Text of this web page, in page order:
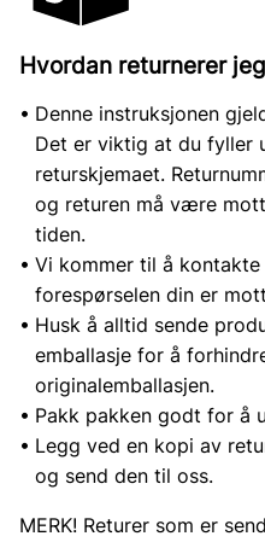
Hvordan returnerer
Denne instruksjonen
Det er viktig at du fyller
returskjemaet.
og returen må være
tiden.
Vi kommer til å
forespørselen din er
Husk å alltid sende
emballasje for å
originalemballasjen.
Pakk pakken godt for å
Legg ved en kopi av
og send den til oss.
MERK! Returer som er